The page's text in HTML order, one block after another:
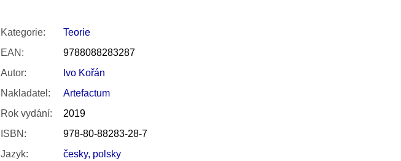
Kategorie:
Teorie
EAN :
9788088283287
Autor:
Ivo Kořán
Nakladatel :
Artefactum
Rok vydání:
2019
ISBN :
978-80-88283-28-7
Jazyk:
česky, polsky